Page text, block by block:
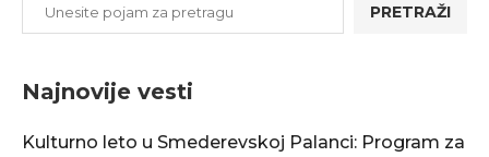
PRETRAŽI
Najnovije vesti
Kulturno leto u Smederevskoj Palanci: Program za